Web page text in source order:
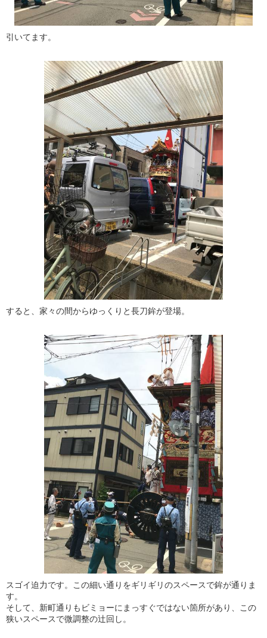
引いてます。
すると、家々の間からゆっくりと長刀鉾が登場。
スゴイ迫力です。この細い通りをギリギリのスペースで鉾が通りま
す。
そして、新町通りもビミョーにまっすぐではない箇所があり、この
狭いスペースで微調整の辻回し。